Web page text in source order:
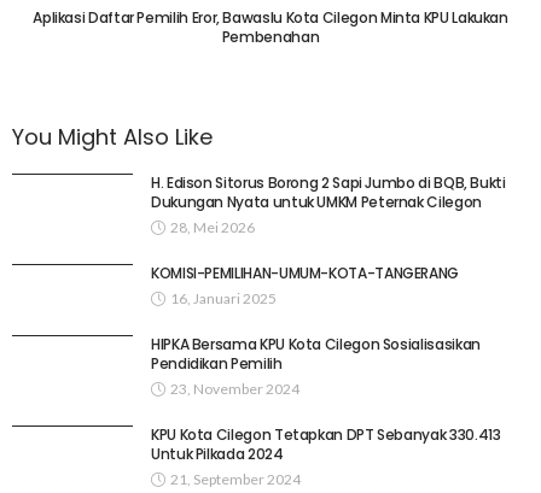
Aplikasi Daftar Pemilih Eror, Bawaslu Kota Cilegon Minta KPU Lakukan
Pembenahan
You Might Also Like
H. Edison Sitorus Borong 2 Sapi Jumbo di BQB, Bukti
Dukungan Nyata untuk UMKM Peternak Cilegon
28, Mei 2026
KOMISI-PEMILIHAN-UMUM-KOTA-TANGERANG
16, Januari 2025
HIPKA Bersama KPU Kota Cilegon Sosialisasikan
Pendidikan Pemilih
23, November 2024
KPU Kota Cilegon Tetapkan DPT Sebanyak 330.413
Untuk Pilkada 2024
21, September 2024